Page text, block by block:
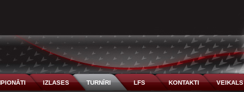
IZLASES TURNĪRI LFS KONTAKTI
VEIKALS